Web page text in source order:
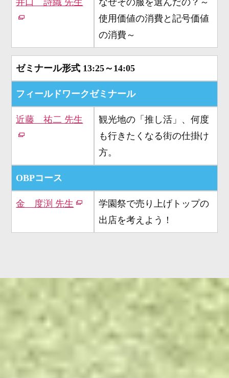
井口 詩織 先生
なぜその服を選んだの？～
使用価値の消費と記号価値
の消費～
ゼミナール形式 13:25～14:05
フィールドワークゼミナール
近藤 祐二 先生
観光地の「推し活」、何度
も行きたくなる街の仕掛け
方。
OBPコース
金 度渕 先生
学園祭で売り上げトップの
出店を考えよう！